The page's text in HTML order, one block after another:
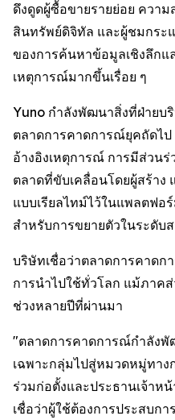
ดึงดูดผู้ซื้อขายรายย่อย ควา
สินทรัพย์ดิจิทัล และผู้ชมกระ
ของการค้นหาข้อมูลเชิงลึกแ
เหตุการณ์มากขึ้นเรื่อย ๆ
Yuno กำลังพัฒนาสิ่งที่ฝ่ายบ
ตลาดการคาดการณ์ยุคถัดไ
อ้างอิงเหตุการณ์ การมีส่วน
ตลาดที่ขับเคลื่อนโดยผู้สร้าง
แบบเรียลไทม์ไว้ในแพลตฟอ
สำหรับการขยายตัวในระดับ
บริษัทเชื่อว่าตลาดการคาดก
การนำไปใช้ทั่วโลก แม้ภาคส่
ช่วงหลายปีที่ผ่านมา
"ตลาดการคาดการณ์กำลัง
เฉพาะกลุ่มไปสู่หมวดหมู่ทาง
ร่วมก่อตั้งและประธานเจ้าห
เชื่อว่าผู้ใช้ต้องการประสบก